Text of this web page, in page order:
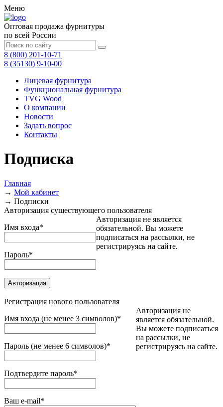
Меню
Оптовая продажа фурнитуры
по всей России
8 (800) 201-10-71
8 (35130) 9-10-00
Лицевая фурнитура
Функциональная фурнитура
TVG Wood
О компании
Новости
Задать вопрос
Контакты
Подписка
Главная
→ Мой кабинет
→ Подписки
Авторизация существующего пользователя
Имя входа*
Пароль*
Авторизация не является
обязательной. Вы можете
подписаться на рассылки, не
регистрируясь на сайте.
Регистрация нового пользователя
Имя входа (не менее 3 символов)*
Пароль (не менее 6 символов)*
Подтвердите пароль*
Ваш e-mail*
Авторизация не
является обязательной.
Вы можете подписаться
на рассылки, не
регистрируясь на сайте.